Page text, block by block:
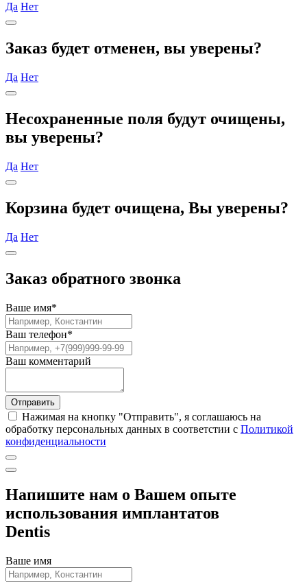
Да Нет
Заказ будет отменен, вы уверены?
Да Нет
Несохраненные поля будут очищены,
вы уверены?
Да Нет
Корзина будет очищена, Вы уверены?
Да Нет
Заказ обратного звонка
Ваше имя*
Ваш телефон*
Ваш комментарий
Отправить
Нажимая на кнопку "Отправить", я соглашаюсь на
обработку персональных данных в соответстии с Политикой
конфиденциальности
Напишите нам о Вашем опыте
использования имплантатов
Dentis
Ваше имя